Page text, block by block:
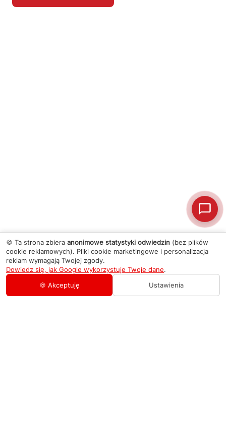
🍪 Ta strona zbiera anonimowe statystyki odwiedzin (bez plików
cookie reklamowych). Pliki cookie marketingowe i personalizacja
reklam wymagają Twojej zgody.
Dowiedz się, jak Google wykorzystuje Twoje dane.
🍪 Akceptuję
Ustawienia